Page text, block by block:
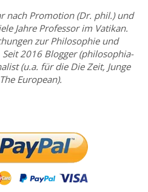
nach Promotion (Dr. phil.) und
Jahre Professor im Vatikan.
zur Philosophie und
2016 Blogger (philosophia-
(u.a. für die Die Zeit, Junge
European).